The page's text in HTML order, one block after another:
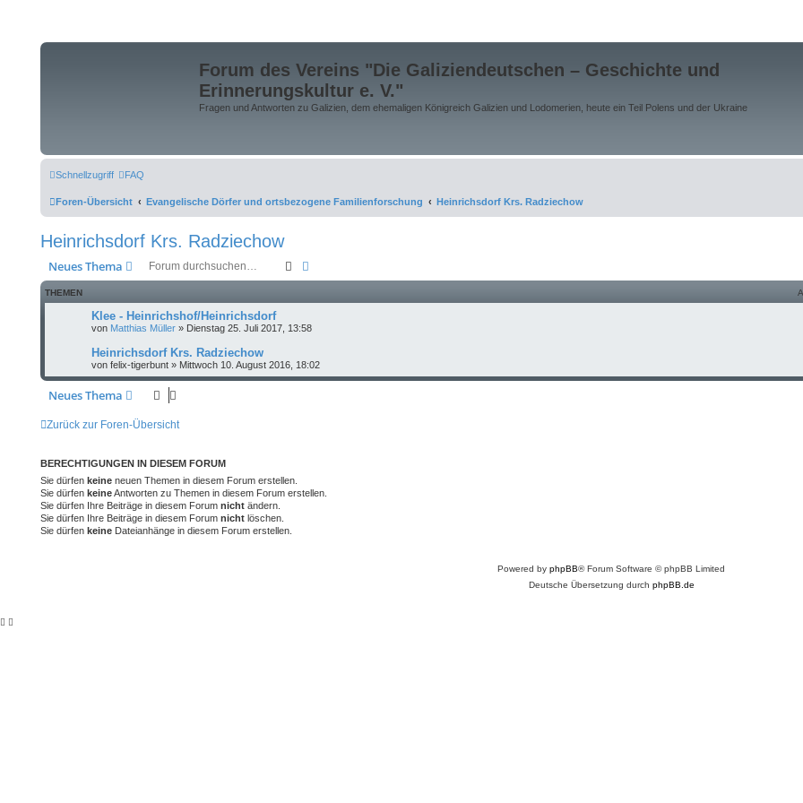
Forum des Vereins "Die Galiziendeutschen – Geschichte und
Erinnerungskultur e. V."
Fragen und Antworten zu Galizien, dem ehemaligen Königreich Galizien und Lodomerien, heute ein Teil Polens und der Ukraine
Schnellzugriff FAQ
Foren-Übersicht Evangelische Dörfer und ortsbezogene Familienforschung Heinrichsdorf Krs. Radziechow
Heinrichsdorf Krs. Radziechow
Neues Thema Suche
THEMEN
Klee - Heinrichshof/Heinrichsdorf
von Matthias Müller » Dienstag 25. Juli 2017, 13:58
Heinrichsdorf Krs. Radziechow
von felix-tigerbunt » Mittwoch 10. August 2016, 18:02
Neues Thema
Zurück zur Foren-Übersicht
BERECHTIGUNGEN IN DIESEM FORUM
Sie dürfen keine neuen Themen in diesem Forum erstellen.
Sie dürfen keineAntworten zu Themen in diesem Forum erstellen.
Sie dürfen Ihre Beiträge in diesem Forum nicht ändern.
Sie dürfen Ihre Beiträge in diesem Forum nicht löschen.
Sie dürfen keine Dateianhänge in diesem Forum erstellen.
Powered by phpBB® Forum Software © phpBB Limited
Deutsche Übersetzung durch phpBB.de